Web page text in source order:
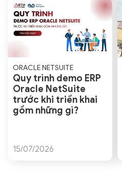
ORACLE NETSUITE
Quy trình demo ERP
Oracle NetSuite
trước khi triển khai
gồm những gì?
15/07/2026